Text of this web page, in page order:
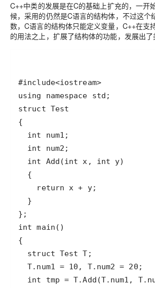
C++中类的发展是在C的基础上扩充的，一开
候，采用的仍然是C语言的结构体，不过这个
数，C语言的结构体只能定义变量，C++在支
的用法之上，扩展了结构体的功能，发展出了
#include<iostream>